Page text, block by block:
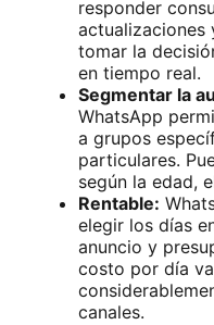
responder
actualizaciones
tomar la
en tiempo real.
Segmentar la
WhatsApp
a grupos
particulares.
según la edad,
Rentable:
elegir los días
anuncio y
costo por día
canales.